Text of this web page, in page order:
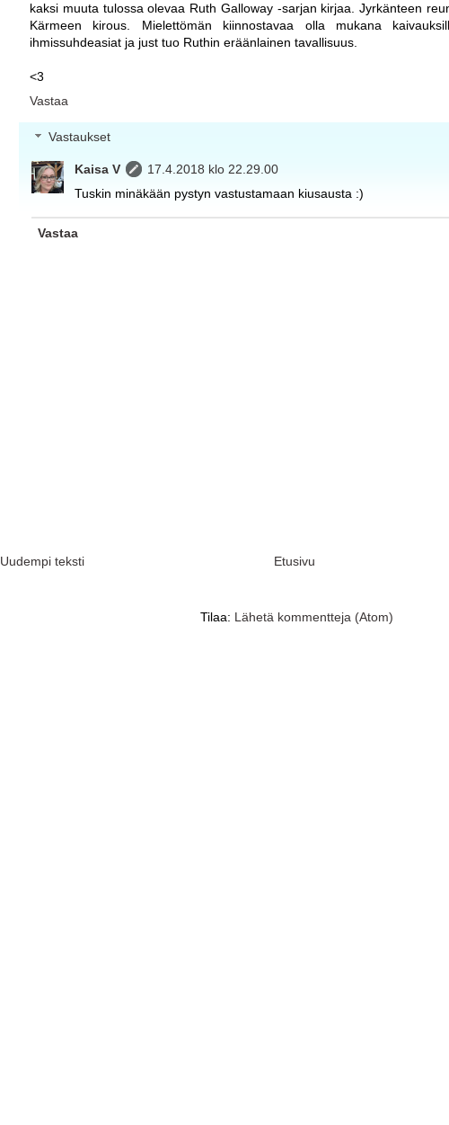
kaksi muuta tulossa olevaa Ruth Galloway -sarjan kirjaa. Jyrkänteen
Kärmeen kirous. Mielettömän kiinnostavaa olla mukana
ihmissuhdeasiat ja just tuo Ruthin eräänlainen tavallisuus.
<3
Vastaa
Vastaukset
Kaisa V
17.4.2018 klo 22.29.00
Tuskin minäkään pystyn vastustamaan kiusausta :)
Vastaa
Uudempi teksti Etusivu
Tilaa: Lähetä kommentteja (Atom)